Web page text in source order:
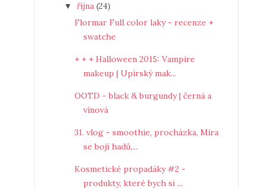
▼ října (24)
Flormar Full color laky - recenze +
swatche
+ + + Halloween 2015: Vampire
makeup | Upírský mak...
OOTD - black & burgundy | černá a
vínová
31. vlog - smoothie, procházka, Míra
se bojí hadů,...
Kosmetické propadáky #2 -
produkty, které bych si ...